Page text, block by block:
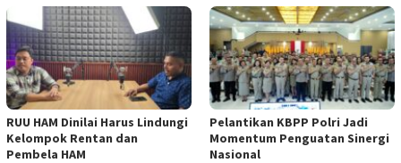
RUU HAM Dinilai Harus Lindungi
Kelompok Rentan dan
Pembela HAM
Pelantikan KBPP Polri Jadi
Momentum Penguatan Sinergi
Nasional